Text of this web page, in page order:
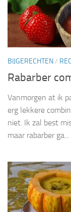
BIJGERECHTEN/
Rabarber
Vanmorgen at ik
erg lekkere
niet. Ik zal best
maar rabarber ga...